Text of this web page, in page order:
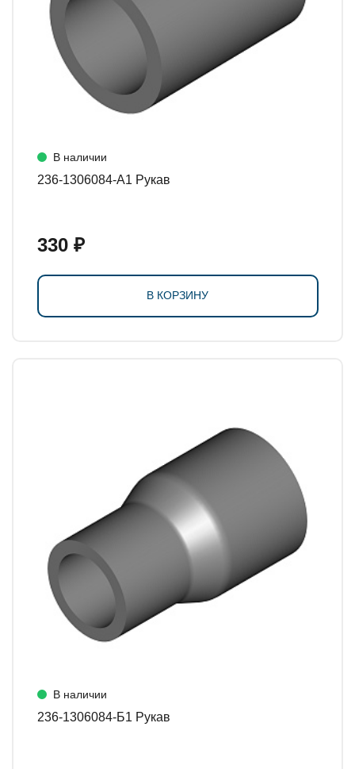
В наличии
236-1306084-А1 Рукав
330 ₽
В КОРЗИНУ
В наличии
236-1306084-Б1 Рукав